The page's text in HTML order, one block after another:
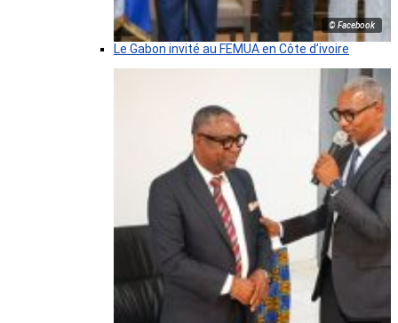
© Facebook
Le Gabon invité au FEMUA en Côte d’ivoire